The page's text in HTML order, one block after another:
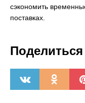
сэкономить
поставках.
Поделиться